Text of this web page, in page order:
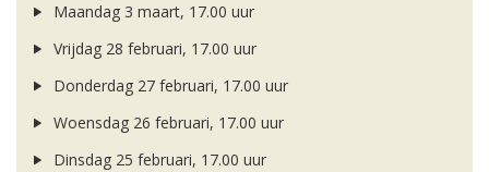
Maandag 3 maart, 17.00 uur
Vrijdag 28 februari, 17.00 uur
Donderdag 27 februari, 17.00 uur
Woensdag 26 februari, 17.00 uur
Dinsdag 25 februari, 17.00 uur